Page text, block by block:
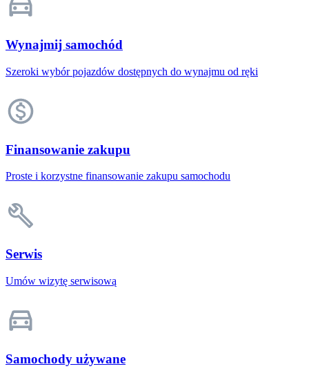
Wynajmij samochód
Szeroki wybór pojazdów dostępnych do wynajmu od ręki
Finansowanie zakupu
Proste i korzystne finansowanie zakupu samochodu
Serwis
Umów wizytę serwisową
Samochody używane